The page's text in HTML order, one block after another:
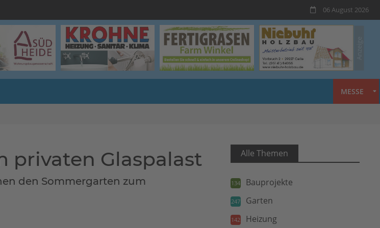
06 August 2026
MESSE
privaten Glaspalast
den Sommergarten zum
Alle Themen
134 Bauprojekte
247 Garten
142 Heizung